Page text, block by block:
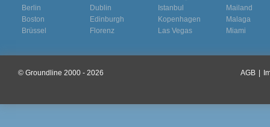
Berlin
Boston
Brüssel
Dublin
Edinburgh
Florenz
Istanbul
Kopenhagen
Las Vegas
Mailand
Malaga
Miami
© Groundline 2000 - 2026 AGB |